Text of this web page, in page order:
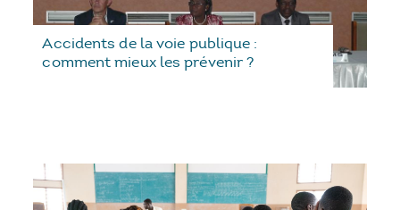
Accidents de la voie publique :
comment mieux les prévenir ?